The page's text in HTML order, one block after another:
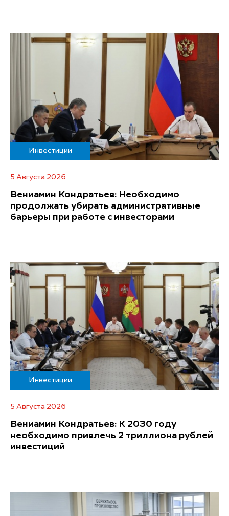
Инвестиции
5 Августа 2026
Вениамин Кондратьев: Необходимо
продолжать убирать административные
барьеры при работе с инвесторами
Инвестиции
5 Августа 2026
Вениамин Кондратьев: К 2030 году
необходимо привлечь 2 триллиона рублей
инвестиций